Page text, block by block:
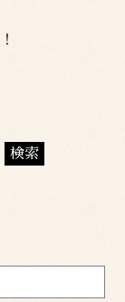
検索